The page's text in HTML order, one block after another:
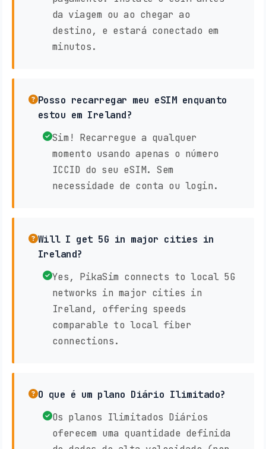
da viagem ou ao chegar ao
destino, e estará conectado em
minutos.
Posso recarregar meu eSIM enquanto
estou em Ireland?
Sim! Recarregue a qualquer
momento usando apenas o número
ICCID do seu eSIM. Sem
necessidade de conta ou login.
Will I get 5G in major cities in
Ireland?
Yes, PikaSim connects to local 5G
networks in major cities in
Ireland, offering speeds
comparable to local fiber
connections.
O que é um plano Diário Ilimitado?
Os planos Ilimitados Diários
oferecem uma quantidade definida